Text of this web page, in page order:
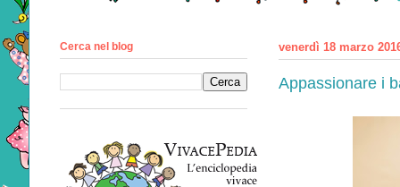
venerdì 18 marzo
Appassionare i
Cerca nel blog